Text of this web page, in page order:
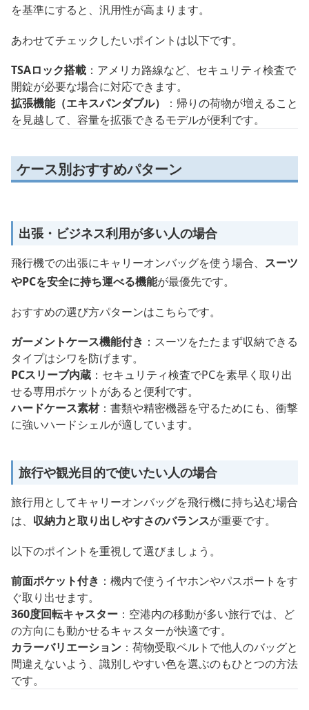
を基準にすると、汎用性が高まります。
あわせてチェックしたいポイントは以下です。
TSAロック搭載 ：アメリカ路線など、セキュリティ検査で
開錠が必要な場合に対応できます。
拡張機能（エキスパンダブル）
：帰りの荷物が増えること
を見越して、容量を拡張できるモデルが便利です。
ケース別おすすめパターン
出張・ビジネス利用が多い人の場合
飛行機での出張にキャリーオンバッグを使う場合、 スーツ
やPCを安全に持ち運べる機能が最優先です。
おすすめの選び方パターンはこちらです。
ガーメントケース機能付き ：スーツをたたまず収納できる
タイプはシワを防げます。
PCスリーブ内蔵 ：セキュリティ検査でPCを素早く取り出
せる専用ポケットがあると便利です。
ハードケース素材：書類や精密機器を守るためにも、衝撃
に強いハードシェルが適しています。
旅行や観光目的で使いたい人の場合
旅行用としてキャリーオンバッグを飛行機に持ち込む場合
は、 収納力と取り出しやすさのバランスが重要です。
以下のポイントを重視して選びましょう。
前面ポケット付き ：機内で使うイヤホンやパスポートをす
ぐ取り出せます。
360度回転キャスター ：空港内の移動が多い旅行では、ど
の方向にも動かせるキャスターが快適です。
カラーバリエーション ：荷物受取ベルトで他人のバッグと
間違えないよう、識別しやすい色を選ぶのもひとつの方法
です。